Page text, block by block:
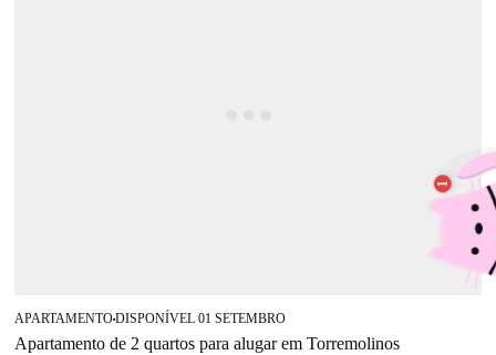
APARTAMENTO■DISPONÍVEL 01 SETEMBRO
Apartamento de 2 quartos para alugar em Torremolinos